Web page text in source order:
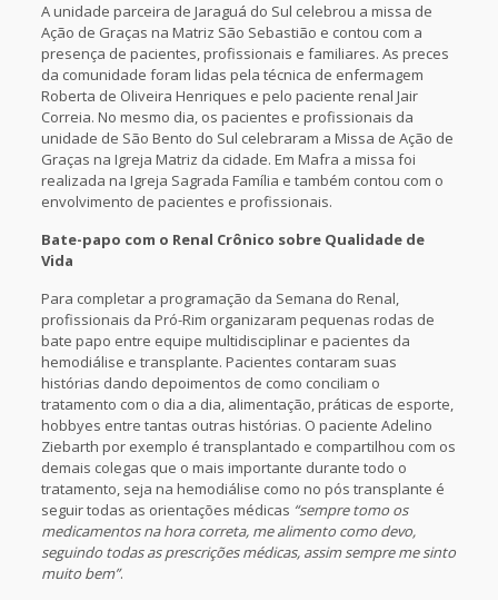
A unidade parceira de Jaraguá do Sul celebrou a missa de
Ação de Graças na Matriz São Sebastião e contou com a
presença de pacientes, profissionais e familiares. As preces
da comunidade foram lidas pela técnica de enfermagem
Roberta de Oliveira Henriques e pelo paciente renal Jair
Correia. No mesmo dia, os pacientes e profissionais da
unidade de São Bento do Sul celebraram a Missa de Ação de
Graças na Igreja Matriz da cidade. Em Mafra a missa foi
realizada na Igreja Sagrada Família e também contou com o
envolvimento de pacientes e profissionais.
Bate-papo com o Renal Crônico sobre Qualidade de
Vida
Para completar a programação da Semana do Renal,
profissionais da Pró-Rim organizaram pequenas rodas de
bate papo entre equipe multidisciplinar e pacientes da
hemodiálise e transplante. Pacientes contaram suas
histórias dando depoimentos de como conciliam o
tratamento com o dia a dia, alimentação, práticas de esporte,
hobbyes entre tantas outras histórias. O paciente Adelino
Ziebarth por exemplo é transplantado e compartilhou com os
demais colegas que o mais importante durante todo o
tratamento, seja na hemodiálise como no pós transplante é
seguir todas as orientações médicas “sempre tomo os
medicamentos na hora correta, me alimento como devo,
seguindo todas as prescrições médicas, assim sempre me sinto
muito bem”.